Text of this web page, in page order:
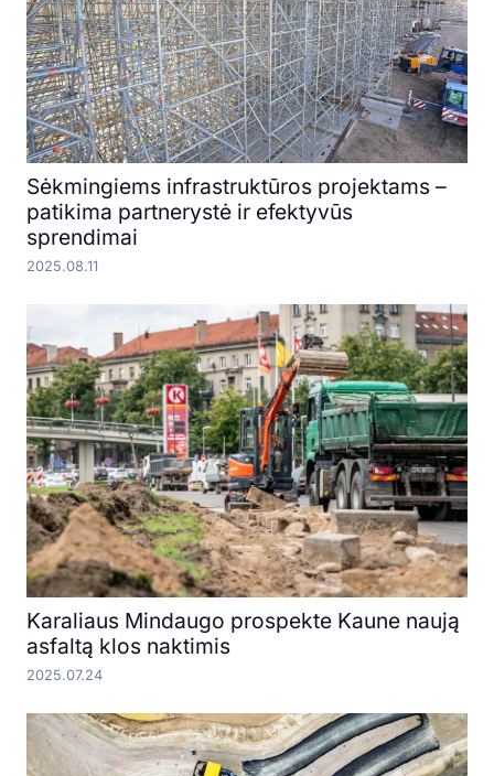
Sėkmingiems infrastruktūros projektams –
patikima partnerystė ir efektyvūs
sprendimai
2025.08.11
Karaliaus Mindaugo prospekte Kaune naują
asfaltą klos naktimis
2025.07.24